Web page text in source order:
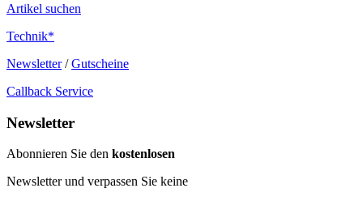
Artikel suchen
Technik*
Newsletter/Gutscheine
Callback Service
Newsletter
Abonnieren Sie den kostenlosen
Newsletter und verpassen Sie keine